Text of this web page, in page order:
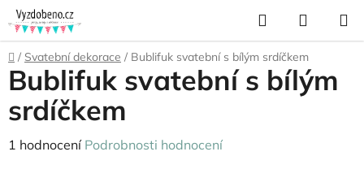
Přejít
na
obsah
Hledat
KOŠÍK
Domů
/ Svatební dekorace / Bublifuk svatební s bílým srdíčkem
Bublifuk svatební s bílým
srdíčkem
Průměrné
1 hodnocení Podrobnosti hodnocení